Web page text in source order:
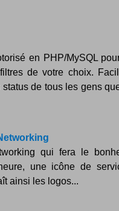
en PHP/MySQL
de votre choix.
de tous les gens
qui fera le
une icône de
ainsi les logos...